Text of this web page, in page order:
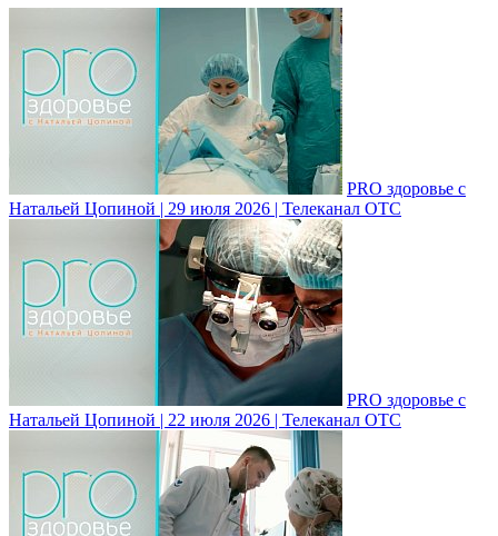
PRO здоровье с
Натальей Цопиной | 29 июля 2026 | Телеканал ОТС
PRO здоровье с
Натальей Цопиной | 22 июля 2026 | Телеканал ОТС